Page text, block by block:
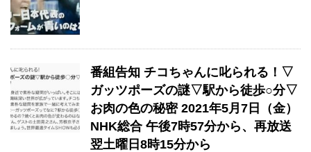
番組告知 チコちゃんに叱られる！▽
ガッツポーズの謎▽駅から徒歩○分▽
お肉の色の秘密 2021年5月7日（金）
NHK総合 午後7時57分から、再放送
翌土曜日8時15分から